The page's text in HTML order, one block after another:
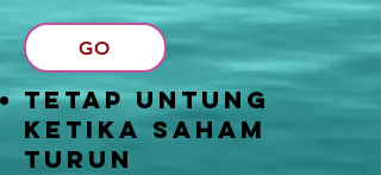
GO
Tetap Untung
Ketika Saham
Turun